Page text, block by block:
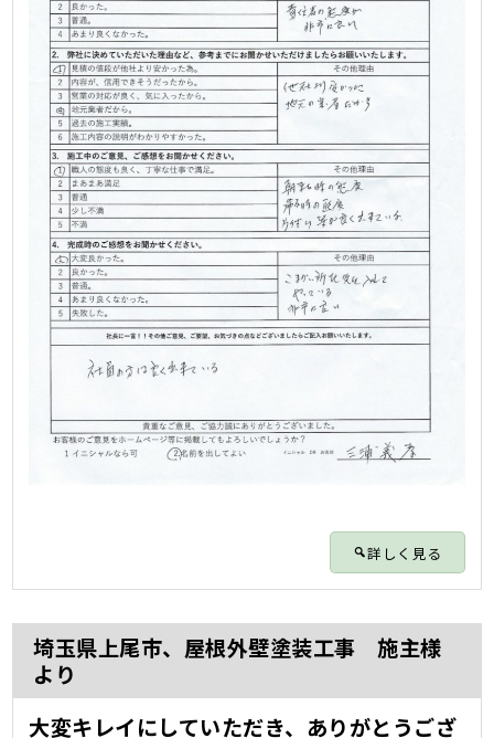
詳しく見る
埼玉県上尾市、屋根外壁塗装工事 施主様
より
大変キレイにしていただき、ありがとうござ